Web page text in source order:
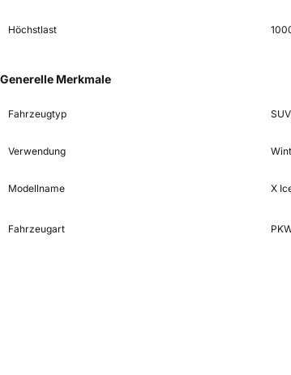
Höchstlast
Generelle Merkmale
Fahrzeugtyp SUV
Verwendung
Modellname X
Fahrzeugart